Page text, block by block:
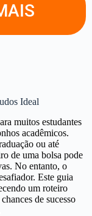
Ideal
muitos estudantes
acadêmicos.
ou até
de uma bolsa pode
No entanto, o
Este guia
um roteiro
de sucesso